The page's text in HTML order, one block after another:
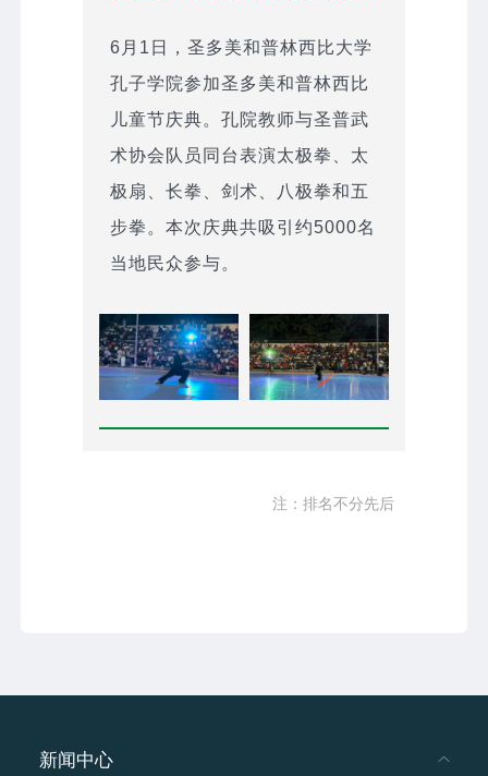
6月1日，圣多美和普林西比大学
孔子学院参加圣多美和普林西比
儿童节庆典。孔院教师与圣普武
术协会队员同台表演太极拳、太
极扇、长拳、剑术、八极拳和五
步拳。本次庆典共吸引约5000名
当地民众参与。
注：排名不分先后
新闻中心